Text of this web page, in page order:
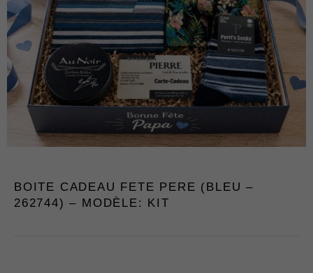
Chemises
Complets
Maillots de Bain
Manteaux
Pantalons
Sous-Vêtements
Vestons
CHAUSSURES ET
ACCESSOIRES
BOITE CADEAU FETE PERE (BLEU –
262744) – MODÈLE: KIT